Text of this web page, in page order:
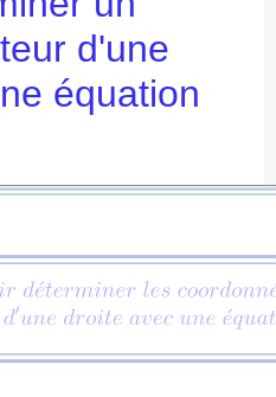
d'une
équation